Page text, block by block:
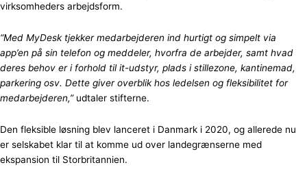
virksomheders arbejdsform.
“Med MyDesk tjekker medarbejderen ind hurtigt og simpelt via
app’en på sin telefon og meddeler, hvorfra de arbejder, samt hvad
deres behov er i forhold til it-udstyr, plads i stillezone, kantinemad,
parkering osv. Dette giver overblik hos ledelsen og fleksibilitet for
medarbejderen,”udtaler stifterne.
Den fleksible løsning blev lanceret i Danmark i 2020, og allerede nu
er selskabet klar til at komme ud over landegrænserne med
ekspansion til Storbritannien.